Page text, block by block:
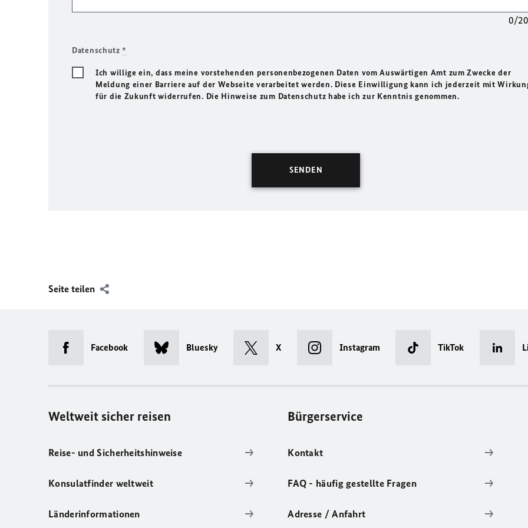
0/
Datenschutz*
Ich willige ein, dass meine vorstehenden personenbezogenen Daten vom Auswärtigen Amt zum Zwecke der
Meldung einer Barriere auf der Webseite verarbeitet werden. Diese Einwilligung kann ich jederzeit mit
für die Zukunft widerrufen. Die Hinweise zum Datenschutz habe ich zur Kenntnis genommen.
Seite teilen
Facebook Bluesky X Instagram TikTok
Weltweit sicher reisen
Reise- und Sicherheitshinweise
Konsulatfinder weltweit
Länderinformationen
Bürgerservice
Kontakt
FAQ - häufig gestellte Fragen
Adresse / Anfahrt